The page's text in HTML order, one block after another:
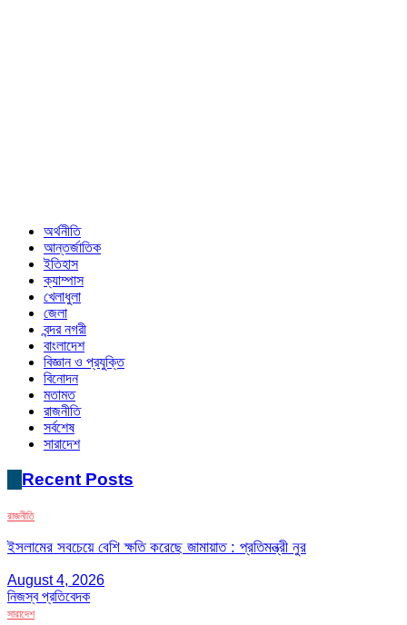
অর্থনীতি
আন্তর্জাতিক
ইতিহাস
ক্যাম্পাস
খেলাধুলা
জেলা
বন্দর নগরী
বাংলাদেশ
বিজ্ঞান ও প্রযুক্তি
বিনোদন
মতামত
রাজনীতি
সর্বশেষ
সারাদেশ
Recent Posts
রাজনীতি
ইসলামের সবচেয়ে বেশি ক্ষতি করেছে জামায়াত : প্রতিমন্ত্রী নুর
August 4, 2026
নিজস্ব প্রতিবেদক
সারাদেশ